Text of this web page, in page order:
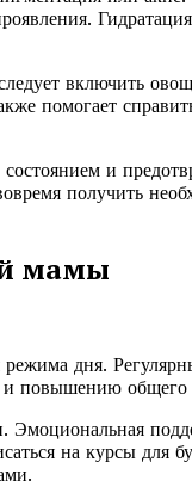
Гидратация
включить
помогает
и
получить
мамы
дня.
и повышению общего
на курсы для